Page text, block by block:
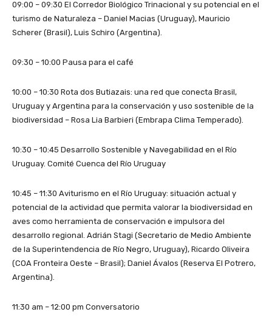
09:00 – 09:30 El Corredor Biológico Trinacional y su potencial en el
turismo de Naturaleza – Daniel Macias (Uruguay), Mauricio
Scherer (Brasil), Luis Schiro (Argentina).
09:30 – 10:00 Pausa para el café
10:00 – 10:30 Rota dos Butiazais: una red que conecta Brasil,
Uruguay y Argentina para la conservación y uso sostenible de la
biodiversidad – Rosa Lia Barbieri (Embrapa Clima Temperado).
10:30 – 10:45 Desarrollo Sostenible y Navegabilidad en el Río
Uruguay. Comité Cuenca del Río Uruguay
10:45 – 11:30 Aviturismo en el Río Uruguay: situación actual y
potencial de la actividad que permita valorar la biodiversidad en
aves como herramienta de conservación e impulsora del
desarrollo regional. Adrián Stagi (Secretario de Medio Ambiente
de la Superintendencia de Río Negro, Uruguay), Ricardo Oliveira
(COA Fronteira Oeste – Brasil); Daniel Ávalos (Reserva El Potrero,
Argentina).
11:30 am – 12:00 pm Conversatorio